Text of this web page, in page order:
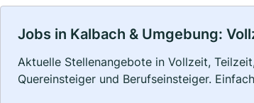
Jobs in Kalbach & Umgebung:
Aktuelle Stellenangebote in Vollzeit,
Quereinsteiger und Berufseinsteiger.